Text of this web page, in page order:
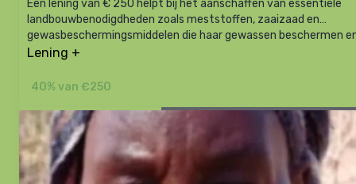
Een lening van € 250 helpt bij het aanschaffen van essentiële
landbouwbenodigdheden zoals meststoffen, zaaizaad en
gewasbeschermingsmiddelen die haar gewassen beschermen
de productie verhogen.
Lening +
40% van €250